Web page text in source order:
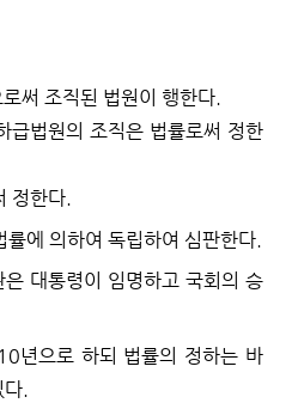
써 조직된 법원이 행한다.
급법원의 조직은 법률로써 정한
정한다.
률에 의하여 독립하여 심판한다
은 대통령이 임명하고 국회의 승
10년으로 하되 법률의 정하는 바
다.